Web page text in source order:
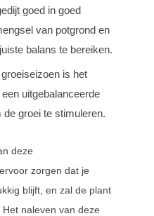
goed in goed
van potgrond en
balans te bereiken.
is het
uitgebalanceerde
groei te stimuleren.
deze
zorgen dat je
blijft, en zal de plant
naleven van deze